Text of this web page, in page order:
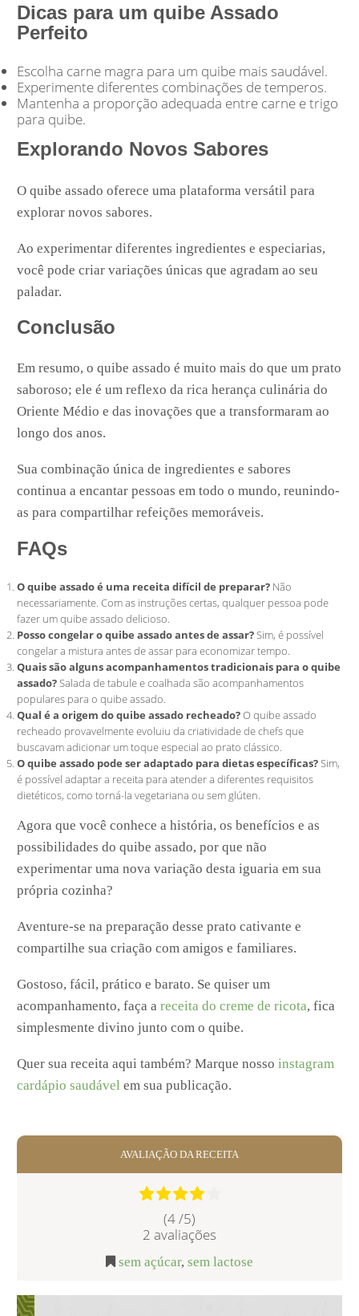
Dicas para um quibe Assado
Perfeito
Escolha carne magra para um quibe mais saudável.
Experimente diferentes combinações de temperos.
Mantenha a proporção adequada entre carne e trigo
para quibe.
Explorando Novos Sabores
O quibe assado oferece uma plataforma versátil para
explorar novos sabores.
Ao experimentar diferentes ingredientes e especiarias,
você pode criar variações únicas que agradam ao seu
paladar.
Conclusão
Em resumo, o quibe assado é muito mais do que um prato
saboroso; ele é um reflexo da rica herança culinária do
Oriente Médio e das inovações que a transformaram ao
longo dos anos.
Sua combinação única de ingredientes e sabores
continua a encantar pessoas em todo o mundo, reunindo-
as para compartilhar refeições memoráveis.
FAQs
O quibe assado é uma receita difícil de preparar? Não
necessariamente. Com as instruções certas, qualquer pessoa pode
fazer um quibe assado delicioso.
Posso congelar o quibe assado antes de assar?Sim, é possível
congelar a mistura antes de assar para economizar tempo.
Quais são alguns acompanhamentos tradicionais para o quibe
assado?Salada de tabule e coalhada são acompanhamentos
populares para o quibe assado.
Qual é a origem do quibe assado recheado?O quibe assado
recheado provavelmente evoluiu da criatividade de chefs que
buscavam adicionar um toque especial ao prato clássico.
O quibe assado pode ser adaptado para dietas específicas?Sim,
é possível adaptar a receita para atender a diferentes requisitos
dietéticos, como torná-la vegetariana ou sem glúten.
Agora que você conhece a história, os benefícios e as
possibilidades do quibe assado, por que não
experimentar uma nova variação desta iguaria em sua
própria cozinha?
Aventure-se na preparação desse prato cativante e
compartilhe sua criação com amigos e familiares.
Gostoso, fácil, prático e barato. Se quiser um
acompanhamento, faça areceita do creme de ricota, fica
simplesmente divino junto com o quibe.
Quer sua receita aqui também? Marque nossoinstagram
cardápio saudável em sua publicação.
AVALIAÇÃO DA RECEITA
(4 /5)
2 avaliações
sem açúcar, sem lactose